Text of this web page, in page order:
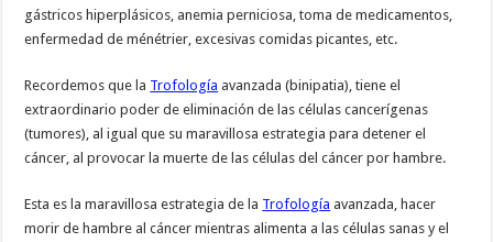
gástricos hiperplásicos, anemia perniciosa, toma de medicamentos,
enfermedad de ménétrier, excesivas comidas picantes, etc.
Recordemos que la Trofología avanzada (binipatia), tiene el
extraordinario poder de eliminación de las células cancerígenas
(tumores), al igual que su maravillosa estrategia para detener el
cáncer, al provocar la muerte de las células del cáncer por hambre.
Esta es la maravillosa estrategia de la Trofología avanzada, hacer
morir de hambre al cáncer mientras alimenta a las células sanas y el